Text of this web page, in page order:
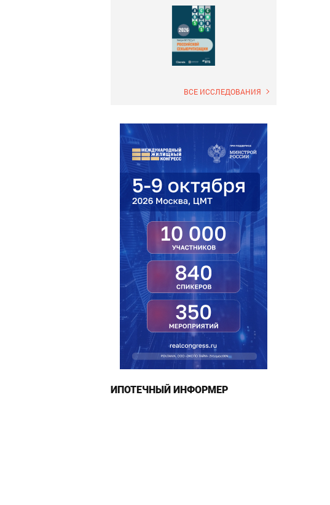
ВСЕ ИССЛЕДОВАНИЯ
ИПОТЕЧНЫЙ ИНФОРМЕР